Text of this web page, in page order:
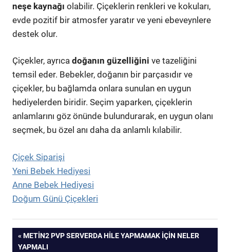
neşe kaynağı olabilir. Çiçeklerin renkleri ve kokuları,
evde pozitif bir atmosfer yaratır ve yeni ebeveynlere
destek olur.
Çiçekler, ayrıca doğanın güzelliğini ve tazeliğini
temsil eder. Bebekler, doğanın bir parçasıdır ve
çiçekler, bu bağlamda onlara sunulan en uygun
hediyelerden biridir. Seçim yaparken, çiçeklerin
anlamlarını göz önünde bulundurarak, en uygun olanı
seçmek, bu özel anı daha da anlamlı kılabilir.
Çiçek Siparişi
Yeni Bebek Hediyesi
Anne Bebek Hediyesi
Doğum Günü Çiçekleri
Yazı
PREVIOUS
POST:
METIN2 PVP SERVERDA HILE YAPMAMAK İÇIN NELER
YAPMALI